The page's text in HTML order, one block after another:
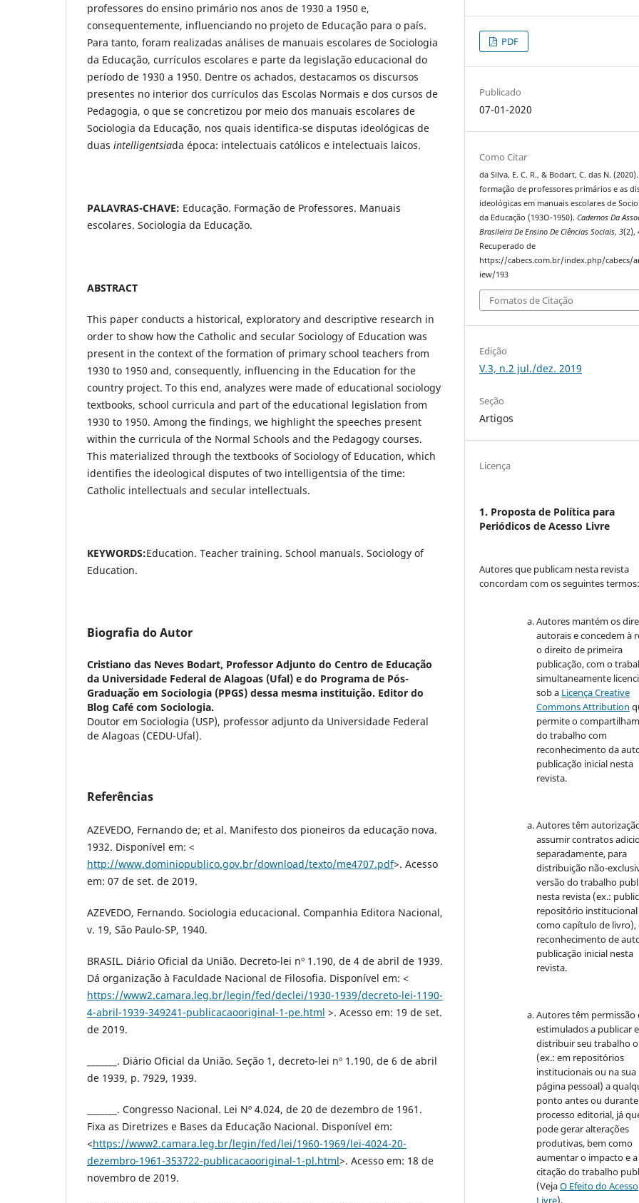
professores do ensino primário nos anos de 1930 a 1950 e,
consequentemente, influenciando no projeto de Educação para o país.
Para tanto, foram realizadas análises de manuais escolares de Sociologia
da Educação, currículos escolares e parte da legislação educacional do
período de 1930 a 1950. Dentre os achados, destacamos os discursos
presentes no interior dos currículos das Escolas Normais e dos cursos de
Pedagogia, o que se concretizou por meio dos manuais escolares de
Sociologia da Educação, nos quais identifica-se disputas ideológicas de
duas intelligentsiada época: intelectuais católicos e intelectuais laicos.
PALAVRAS-CHAVE: Educação. Formação de Professores. Manuais
escolares. Sociologia da Educação.
ABSTRACT
This paper conducts a historical, exploratory and descriptive research in
order to show how the Catholic and secular Sociology of Education was
present in the context of the formation of primary school teachers from
1930 to 1950 and, consequently, influencing in the Education for the
country project. To this end, analyzes were made of educational sociology
textbooks, school curricula and part of the educational legislation from
1930 to 1950. Among the findings, we highlight the speeches present
within the curricula of the Normal Schools and the Pedagogy courses.
This materialized through the textbooks of Sociology of Education, which
identifies the ideological disputes of two intelligentsia of the time:
Catholic intellectuals and secular intellectuals.
KEYWORDS:Education. Teacher training. School manuals. Sociology of
Education.
Biografia do Autor
Cristiano das Neves Bodart, Professor Adjunto do Centro de Educação
da Universidade Federal de Alagoas (Ufal) e do Programa de Pós-
Graduação em Sociologia (PPGS) dessa mesma instituição. Editor do
Blog Café com Sociologia.
Doutor em Sociologia (USP), professor adjunto da Universidade Federal
de Alagoas (CEDU-Ufal).
Referências
AZEVEDO, Fernando de; et al. Manifesto dos pioneiros da educação nova.
1932. Disponível em: <
http://www.dominiopublico.gov.br/download/texto/me4707.pdf>. Acesso
em: 07 de set. de 2019.
AZEVEDO, Fernando. Sociologia educacional. Companhia Editora Nacional,
v. 19, São Paulo-SP, 1940.
BRASIL. Diário Oficial da União. Decreto-lei nº 1.190, de 4 de abril de 1939.
Dá organização à Faculdade Nacional de Filosofia. Disponível em: <
https://www2.camara.leg.br/legin/fed/declei/1930-1939/decreto-lei-1190-
4-abril-1939-349241-publicacaooriginal-1-pe.html >. Acesso em: 19 de set.
de 2019.
_______. Diário Oficial da União. Seção 1, decreto-lei nº 1.190, de 6 de abril
de 1939, p. 7929, 1939.
_______. Congresso Nacional. Lei Nº 4.024, de 20 de dezembro de 1961.
Fixa as Diretrizes e Bases da Educação Nacional. Disponível em:
<https://www2.camara.leg.br/legin/fed/lei/1960-1969/lei-4024-20-
dezembro-1961-353722-publicacaooriginal-1-pl.html>. Acesso em: 18 de
novembro de 2019.
PDF
Publicado
07-01-2020
Como Citar
da Silva, E. C. R., & Bodart, C. das N.
formação de professores primários e as
ideológicas em manuais escolares de
da Educação (193O-1950).Cadernos Da
Brasileira De Ensino De Ciências Sociais,3(2),
Recuperado de
https://cabecs.com.br/index.php/cabecs/
iew/193
Fomatos de Citação
Edição
V.3, n.2 jul./dez. 2019
Seção
Artigos
Licença
1. Proposta de Política para
Periódicos de Acesso Livre
Autores que publicam nesta revista
concordam com os seguintes termos:
Autores mantém os
autorais e concedem à
o direito de primeira
publicação, com o
simultaneamente
sob a Licença Creative
Commons Attribution
permite o
do trabalho com
reconhecimento da
publicação inicial nesta
revista.
Autores têm
assumir contratos
separadamente, para
distribuição não-
versão do trabalho
nesta revista (ex.:
repositório institucional
como capítulo de livro),
reconhecimento de
publicação inicial nesta
revista.
Autores têm permissão
estimulados a publicar e
distribuir seu trabalho
(ex.: em repositórios
institucionais ou na sua
página pessoal) a
ponto antes ou
processo editorial, já
pode gerar alterações
produtivas, bem como
aumentar o impacto e a
citação do trabalho
(VejaO Efeito do Acesso
Livre).